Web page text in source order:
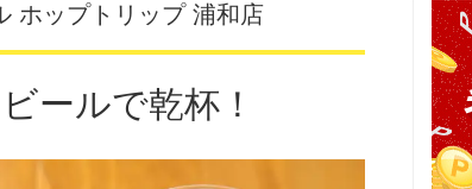
ホップトリップ 浦和店
ールで乾杯！